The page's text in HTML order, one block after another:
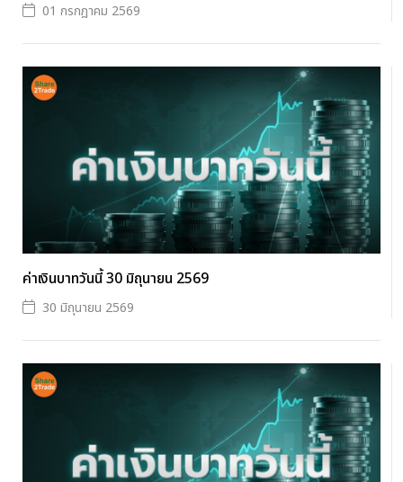
01 กรกฎาคม 2569
ค่าเงินบาทวันนี้ 30 มิถุนายน 2569
30 มิถุนายน 2569